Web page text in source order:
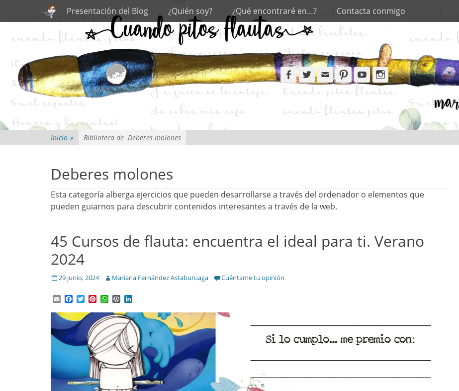
Skip
to
content
Primary Menu
Presentación del Blog ¿Quién soy? ¿Qué encontraré en…? Contacta conmigo
Facebook
TwitterEmailPinterestYouTubeInstagram
Inicio » Biblioteca de Deberes molones
Deberes molones
Esta categoría alberga ejercicios que pueden desarrollarse a través del ordenador o elementos que
pueden guiarnos para descubrir contenidos interesantes a través de la web.
45 Cursos de flauta: encuentra el ideal para ti. Verano
2024
Posted
29 junio, 2024 Author
Mariana Fernández Astaburuaga Cuéntame tu opinión
EmailFacebook
TwitterPinterest
WhatsApp
WordPress